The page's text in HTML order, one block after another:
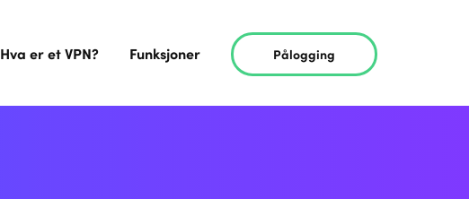
Hva er et VPN? Funksjoner Pålogging